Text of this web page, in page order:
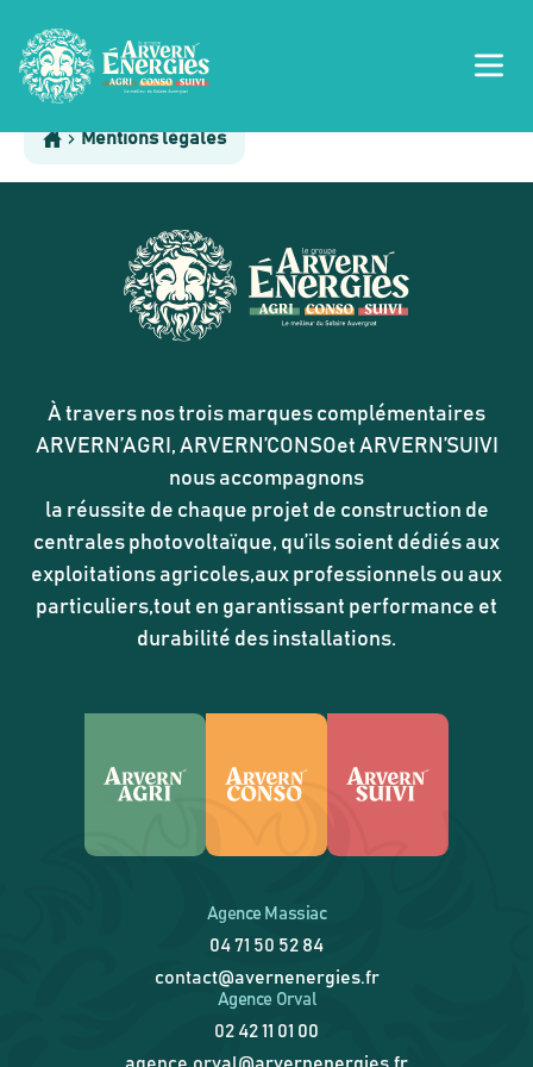
Mentions légales
À travers nos trois marques complémentaires
ARVERN’AGRI, ARVERN’CONSOet ARVERN’SUIVI
nous accompagnons
la réussite de chaque projet de construction de
centrales photovoltaïque, qu’ils soient dédiés aux
exploitations agricoles,aux professionnels ou aux
particuliers,tout en garantissant performance et
durabilité des installations.
Agence Massiac
04 71 50 52 84
contact@avernenergies.fr
Agence Orval
02 42 11 01 00